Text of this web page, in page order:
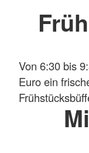
Von 6:30 bis
Euro ein